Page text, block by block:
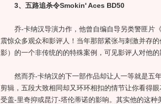
3、五路追杀令Smokin' Aces BD50
乔-卡纳汉导演力作，他曾自编自导另类警匪片
震惊众多观众和影评人！当年那部紧张与刺激并存
影）的一个非传统的的特殊案例，可见影评人对他的
然而乔-卡纳汉的下一部作品却让人一等就是五
剪辑，五段大致相同却又环环相扣的情节让你看得
受盖-里奇抑或昆汀-塔伦蒂诺的影响。其实他的这